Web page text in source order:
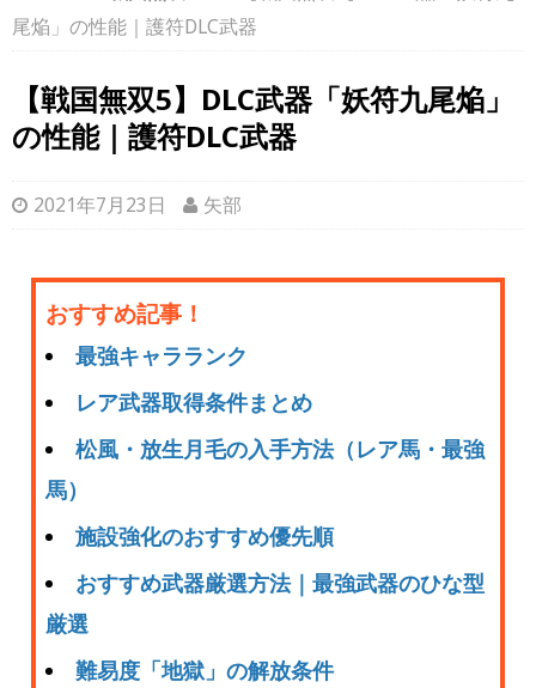
尾焔」の性能｜護符DLC武器
【戦国無双5】DLC武器「妖符九尾焔」
の性能｜護符DLC武器
2021年7月23日 矢部
おすすめ記事！
最強キャラランク
レア武器取得条件まとめ
松風・放生月毛の入手方法（レア馬・最強
馬）
施設強化のおすすめ優先順
おすすめ武器厳選方法｜最強武器のひな型
厳選
難易度「地獄」の解放条件